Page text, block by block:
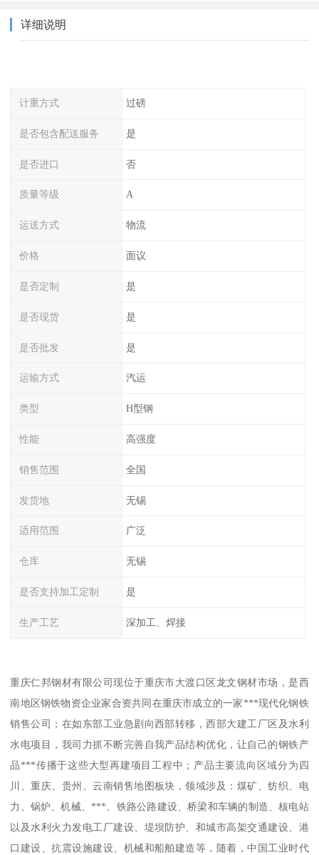
详细说明
计重方式 过磅
是否包含配送服务 是
是否进口 否
质量等级 A
运送方式 物流
价格 面议
是否定制 是
是否现货 是
是否批发 是
运输方式 汽运
类型 H型钢
性能 高强度
销售范围 全国
发货地 无锡
适用范围 广泛
仓库 无锡
是否支持加工定制 是
生产工艺 深加工、焊接
重庆仁邦钢材有限公司现位于重庆市大渡口区龙文钢材市场，是西
南地区钢铁物资企业家合资共同在重庆市成立的一家***现代化钢铁
销售公司；在如东部工业急剧向西部转移，西部大建工厂区及水利
水电项目，我司力抓不断完善自我产品结构优化，让自己的钢铁产
品***传播于这些大型再建项目工程中；产品主要流向区域分为四
川、重庆、贵州、云南销售地图板块，领域涉及：煤矿、纺织、电
力、锅炉、机械、***、铁路公路建设、桥梁和车辆的制造、核电站
以及水利火力发电工厂建设、堤坝防护、和城市高架交通建设、港
口建设、抗震设施建设、机械和船舶建造等，随着，中国工业时代